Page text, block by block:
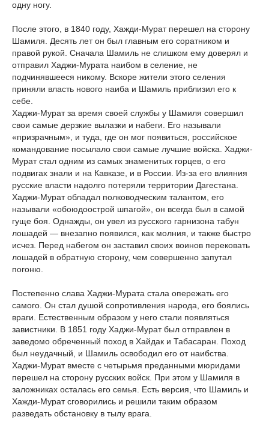
одну ногу.
После этого, в 1840 году, Хажди-Мурат перешел на сторону
Шамиля. Десять лет он был главным его соратником и
правой рукой. Сначала Шамиль не слишком ему доверял и
отправил Хаджи-Мурата наибом в селение, не
подчинявшееся никому. Вскоре жители этого селения
приняли власть нового наиба и Шамиль приблизил его к
себе.
Хаджи-Мурат за время своей службы у Шамиля совершил
свои самые дерзкие вылазки и набеги. Его называли
«призрачным», и туда, где он мог появиться, российское
командование посылало свои самые лучшие войска. Хаджи-
Мурат стал одним из самых знаменитых горцев, о его
подвигах знали и на Кавказе, и в России. Из-за его влияния
русские власти надолго потеряли территории Дагестана.
Хаджи-Мурат обладал полководческим талантом, его
называли «обоюдоострой шпагой», он всегда был в самой
гуще боя. Однажды, он увел из русского гарнизона табун
лошадей — внезапно появился, как молния, и также быстро
исчез. Перед набегом он заставил своих воинов перековать
лошадей в обратную сторону, чем совершенно запутал
погоню.
Постепенно слава Хаджи-Мурата стала опережать его
самого. Он стал душой сопротивления народа, его боялись
враги. Естественным образом у него стали появляться
завистники. В 1851 году Хаджи-Мурат был отправлен в
заведомо обреченный поход в Хайдак и Табасаран. Поход
был неудачный, и Шамиль освободил его от наибства.
Хаджи-Мурат вместе с четырьмя преданными мюридами
перешел на сторону русских войск. При этом у Шамиля в
заложниках осталась его семья. Есть версия, что Шамиль и
Хажди-Мурат сговорились и решили таким образом
разведать обстановку в тылу врага.